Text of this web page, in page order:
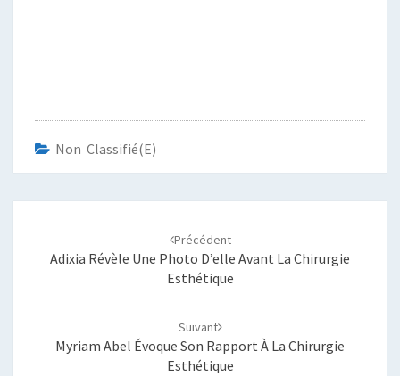
Non Classifié(e)
Précédent
Adixia Révèle Une Photo D’elle Avant La Chirurgie
Esthétique
Suivant
Myriam Abel Évoque Son Rapport À La Chirurgie
Esthétique